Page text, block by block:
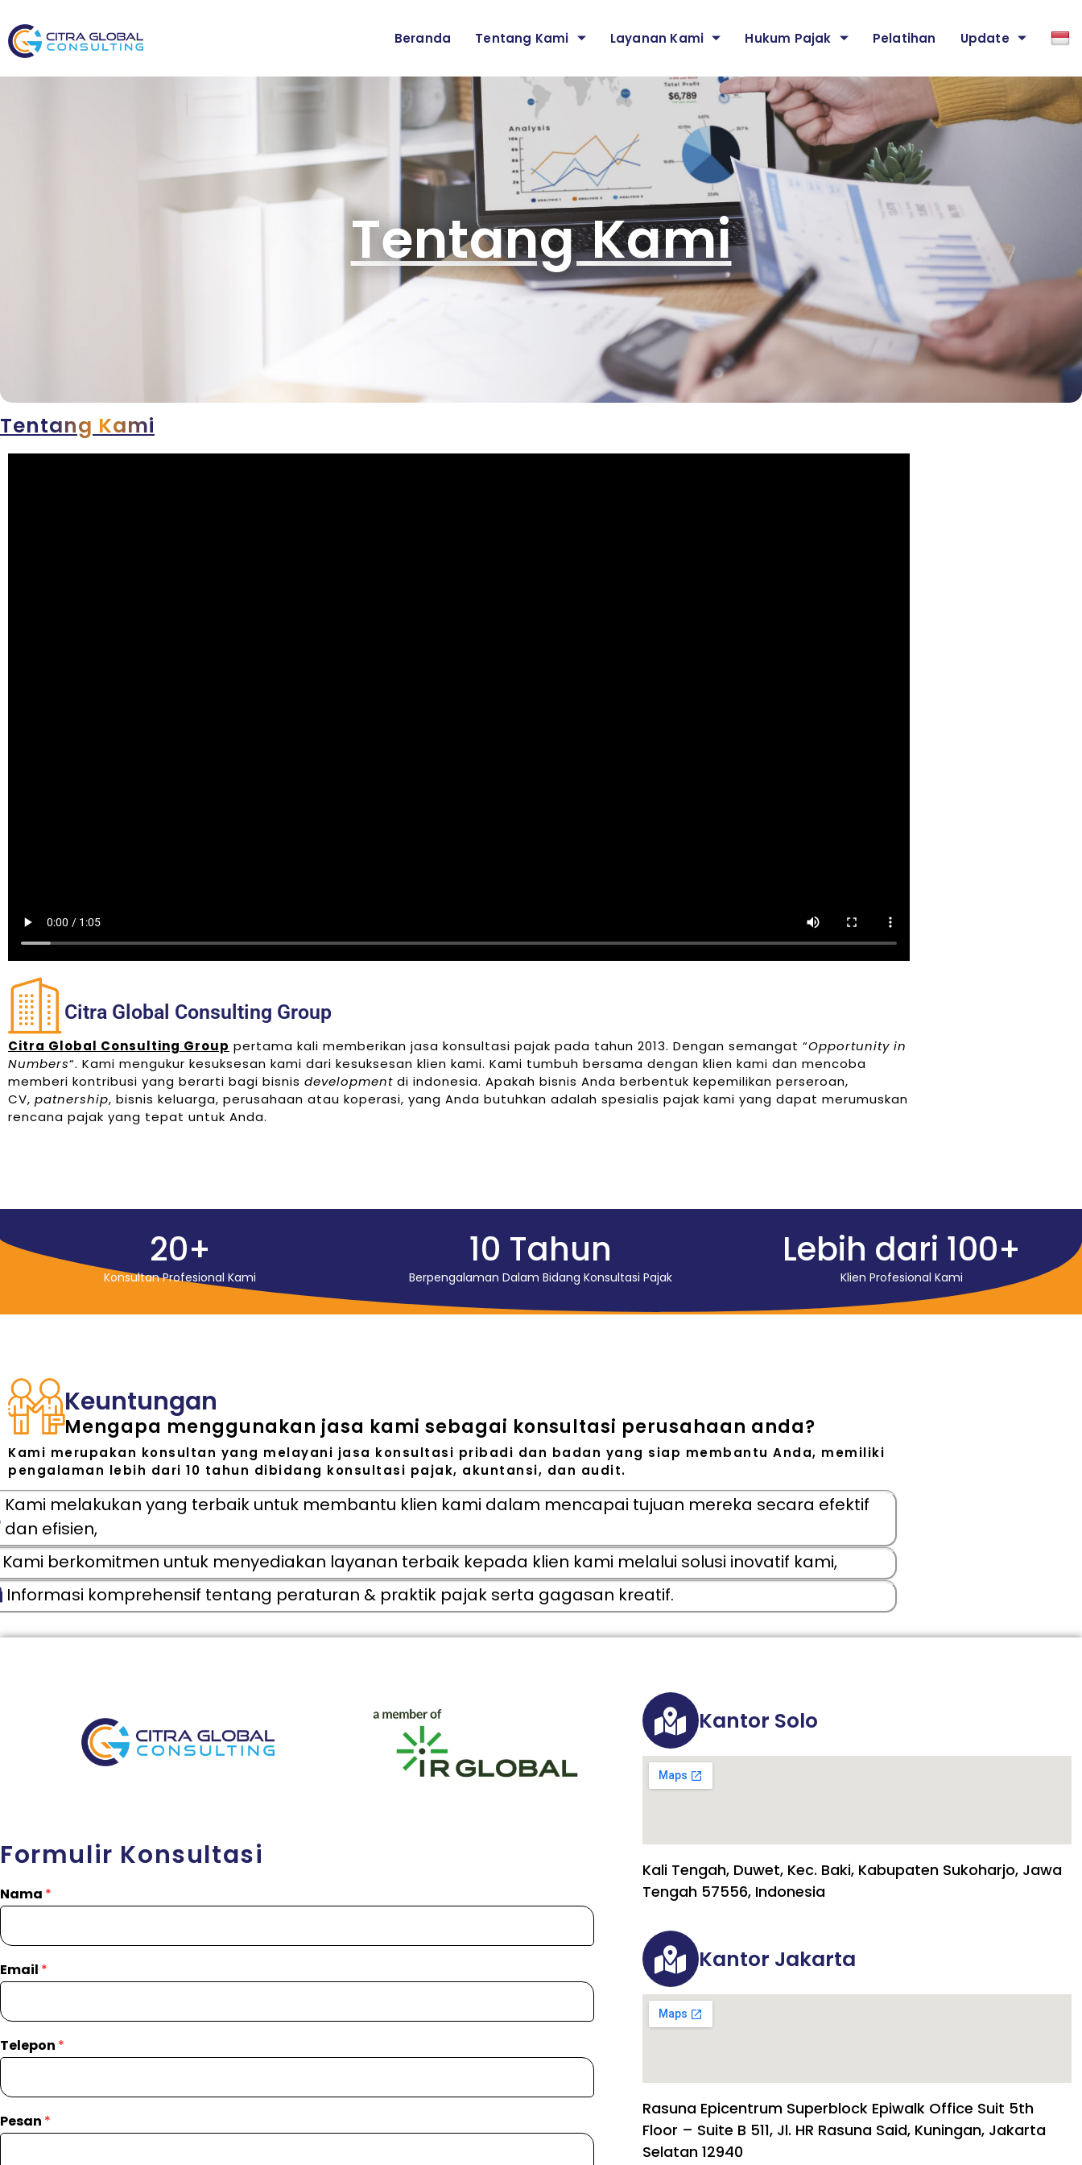
Beranda Tentang Kami Layanan Kami Hukum Pajak Pelatihan Update
Tentang Kami
Tentang Kami
Citra Global Consulting Group
Citra Global Consulting Group pertama kali memberikan jasa konsultasi pajak pada tahun 2013. Dengan semangat “Opportunity in
Numbers“. Kami mengukur kesuksesan kami dari kesuksesan klien kami. Kami tumbuh bersama dengan klien kami dan mencoba
memberi kontribusi yang berarti bagi bisnis development di indonesia. Apakah bisnis Anda berbentuk kepemilikan perseroan,
CV, patnership, bisnis keluarga, perusahaan atau koperasi, yang Anda butuhkan adalah spesialis pajak kami yang dapat merumuskan
rencana pajak yang tepat untuk Anda.
Konsultan Profesional Kami
20+
Berpengalaman Dalam Bidang Konsultasi Pajak
10 Tahun
Klien Profesional Kami
Lebih dari 100+
Keuntungan
Mengapa menggunakan jasa kami sebagai konsultasi perusahaan anda?
Kami merupakan konsultan yang melayani jasa konsultasi pribadi dan badan yang siap membantu Anda, memiliki
pengalaman lebih dari 10 tahun dibidang konsultasi pajak, akuntansi, dan audit.
Kami melakukan yang terbaik untuk membantu klien kami dalam mencapai tujuan mereka secara efektif
dan efisien,
Kami berkomitmen untuk menyediakan layanan terbaik kepada klien kami melalui solusi inovatif kami,
Informasi komprehensif tentang peraturan & praktik pajak serta gagasan kreatif.
Formulir Konsultasi
Nama *
Email *
Telepon *
Pesan *
Kantor Solo
Kali Tengah, Duwet, Kec. Baki, Kabupaten Sukoharjo, Jawa
Tengah 57556, Indonesia
Kantor Jakarta
Rasuna Epicentrum Superblock Epiwalk Office Suit 5th
Floor – Suite B 511, Jl. HR Rasuna Said, Kuningan, Jakarta
Selatan 12940